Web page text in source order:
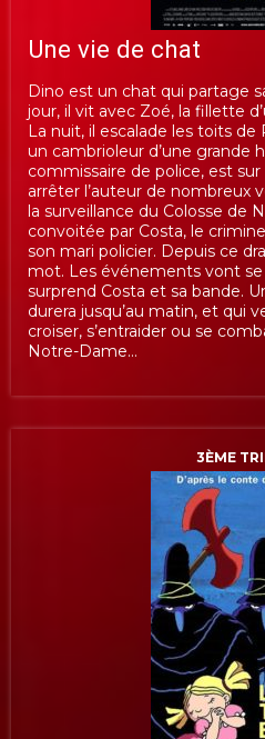
Une vie de chat
Dino est un chat qui partage
jour, il vit avec Zoé, la fillette
La nuit, il escalade les toits
un cambrioleur d’une grande
commissaire de police, est
arrêter l’auteur de nombreux
la surveillance du Colosse de
convoitée par Costa, le
son mari policier. Depuis ce
mot. Les événements vont
surprend Costa et sa bande.
durera jusqu’au matin, et qui
croiser, s’entraider ou se
Notre-Dame…
3ÈME